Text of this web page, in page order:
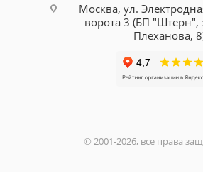
Москва, ул.
ворота 3 (БП "Штерн",
Плеханова,
© 2001-2026, все права